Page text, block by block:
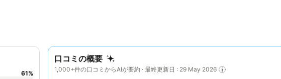
口コミの概要
1,000+件の口コミからAIが要約 · 最終更新日 : 29 May 2026
61%